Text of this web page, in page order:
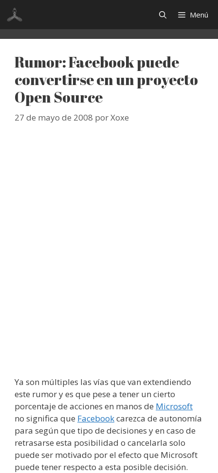
Saltar
contenido
Menú
Rumor: Facebook puede
convertirse en un proyecto
Open Source
27 de mayo de 2008 porXoxe
Ya son múltiples las vías que van extendiendo
este rumor y es que pese a tener un cierto
porcentaje de acciones en manos de Microsoft
no significa que Facebookcarezca de autonomía
para según que tipo de decisiones y en caso de
retrasarse esta posibilidad o cancelarla solo
puede ser motivado por el efecto que Microsoft
puede tener respecto a esta posible decisión.